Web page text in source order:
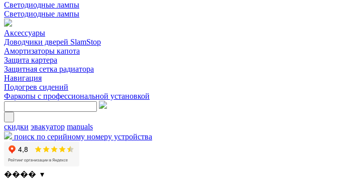
Светодиодные лампы
Светодиодные лампы
Аксессуары
Доводчики дверей SlamStop
Амортизаторы капота
Защита картера
Защитная сетка радиатора
Навигация
Подогрев сидений
Фаркопы с профессиональной установкой
скидки эвакуатор manuals
поиск по серийному номеру устройства
���� ▾